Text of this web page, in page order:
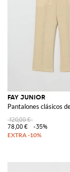
FAY JUNIOR
Pantalones clásicos
120,00 €
78,00 €
-35%